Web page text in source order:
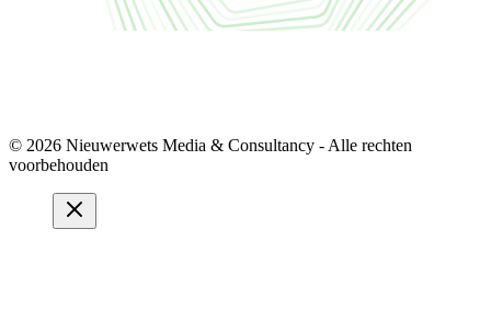
© 2026 Nieuwerwets Media & Consultancy - Alle rechten
voorbehouden